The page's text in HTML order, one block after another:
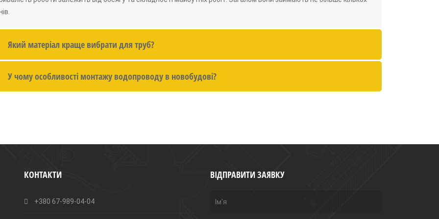
Який матеріал краще вибрати для труб?
У чому особливості монтажу водопроводу в новобудові?
КОНТАКТИ
+380 67-989-04-04
ВІДПРАВИТИ ЗАЯВКУ